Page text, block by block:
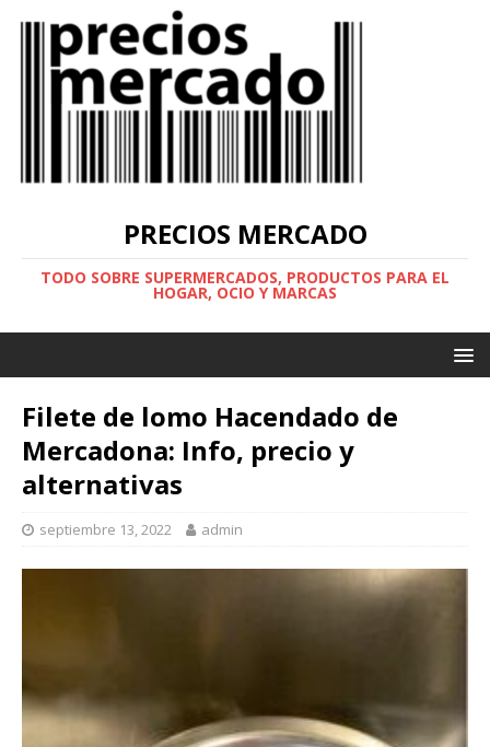
PRECIOS MERCADO
TODO SOBRE SUPERMERCADOS, PRODUCTOS PARA EL
HOGAR, OCIO Y MARCAS
Filete de lomo Hacendado de
Mercadona: Info, precio y
alternativas
septiembre 13, 2022 admin